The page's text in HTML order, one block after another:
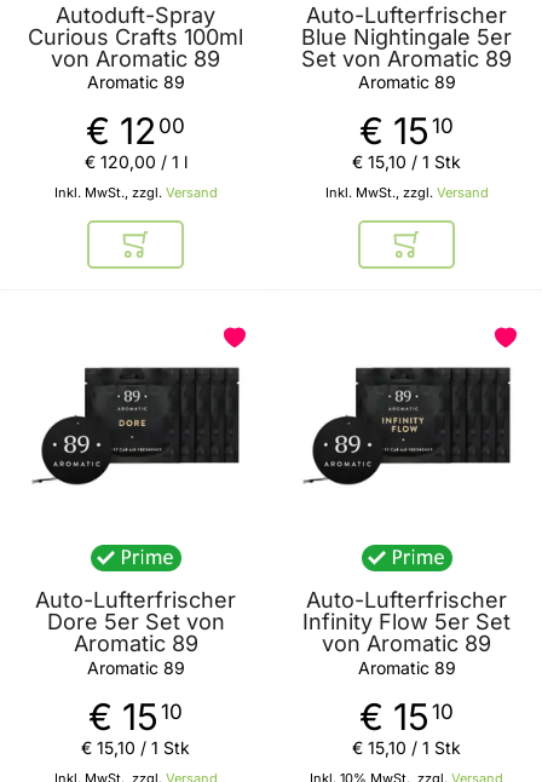
Autoduft-Spray
Curious Crafts 100ml
von Aromatic 89
Aromatic 89
€ 12 00
Inkl. MwSt., zzgl. Versand
€ 120,00 / 1 l
In den Warenkorb
Auto-Lufterfrischer
Blue Nightingale 5er
Set von Aromatic 89
Aromatic 89
€ 15 10
Inkl. MwSt., zzgl. Versand
€ 15,10 / 1 Stk
In den
Auto-Lufterfrischer
Dore 5er Set von
Aromatic 89
Aromatic 89
€ 15 10
Inkl. MwSt., zzgl. Versand
€ 15,10 / 1 Stk
Auto-Lufterfrischer
Infinity Flow 5er Set
von Aromatic 89
Aromatic 89
€ 15 10
Inkl. 10% MwSt., zzgl. Versand
€ 15,10 / 1 Stk